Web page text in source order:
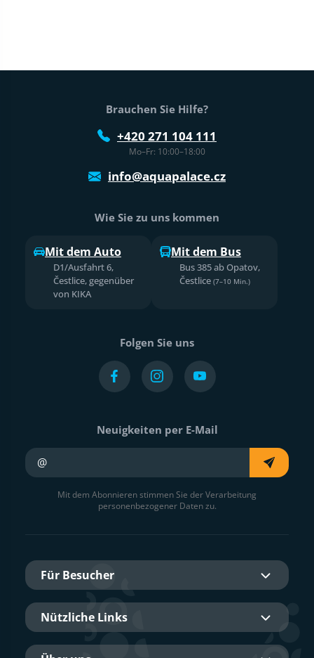
Fußtext der Website
Brauchen Sie Hilfe?
+420 271 104 111
Mo–Fr: 10:00–18:00
info@aquapalace.cz
Wie Sie zu uns kommen
Mit dem Auto
D1/Ausfahrt 6,
Čestlice, gegenüber
von KIKA
Mit dem Bus
Bus 385 ab Opatov,
Čestlice (7–10 Min.)
Folgen Sie uns
Neuigkeiten per E-Mail
Mit dem Abonnieren stimmen Sie der Verarbeitung
personenbezogener Daten zu.
Für Besucher
Nützliche Links